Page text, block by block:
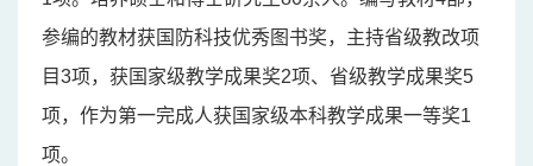
参编的教材获国防科技优秀图书奖，主持省级教改项
目3项，获国家级教学成果奖2项、省级教学成果奖5
项，作为第一完成人获国家级本科教学成果一等奖1
项。